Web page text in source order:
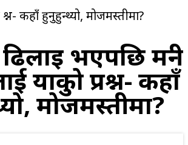
प्रश्न- कहाँ हुनुहुन्थ्यो, मोजमस्तीमा?
भएपछि मन्त्री
यात्रुको प्रश्न- कहाँ
मोजमस्तीमा?